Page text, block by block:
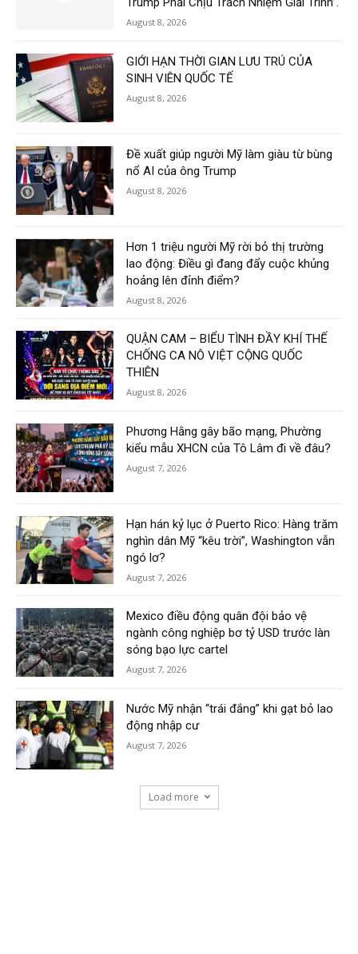
August 8, 2026
GIỚI HẠN THỜI GIAN LƯU TRÚ CỦA
SINH VIÊN QUỐC TẾ
August 8, 2026
Đề xuất giúp người Mỹ làm giàu từ bùng
nổ AI của ông Trump
August 8, 2026
Hơn 1 triệu người Mỹ rời bỏ thị trường
lao động: Điều gì đang đẩy cuộc khủng
hoảng lên đỉnh điểm?
August 8, 2026
QUẬN CAM – BIỂU TÌNH ĐẦY KHÍ THẾ
CHỐNG CA NÔ VIỆT CỘNG QUỐC
THIÊN
August 8, 2026
Phương Hằng gây bão mạng, Phường
kiểu mẫu XHCN của Tô Lâm đi về đâu?
August 7, 2026
Hạn hán kỷ lục ở Puerto Rico: Hàng trăm
nghìn dân Mỹ “kêu trời”, Washington vẫn
ngó lơ?
August 7, 2026
Mexico điều động quân đội bảo vệ
ngành công nghiệp bơ tỷ USD trước làn
sóng bạo lực cartel
August 7, 2026
Nước Mỹ nhận “trái đắng” khi gạt bỏ lao
động nhập cư
August 7, 2026
Load more